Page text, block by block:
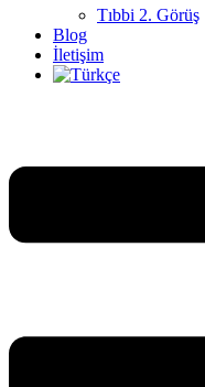
Tıbbi 2. Görüş
Blog
İletişim